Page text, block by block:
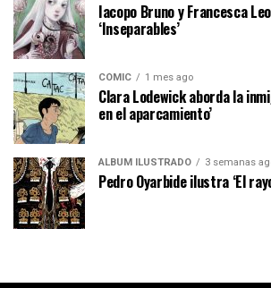
Iacopo Bruno y Francesca
‘Inseparables’
CÓMIC 1 mes ago
Clara Lodewick aborda la
en el aparcamiento’
ÁLBUM ILUSTRADO 3 semanas
Pedro Oyarbide ilustra ‘El